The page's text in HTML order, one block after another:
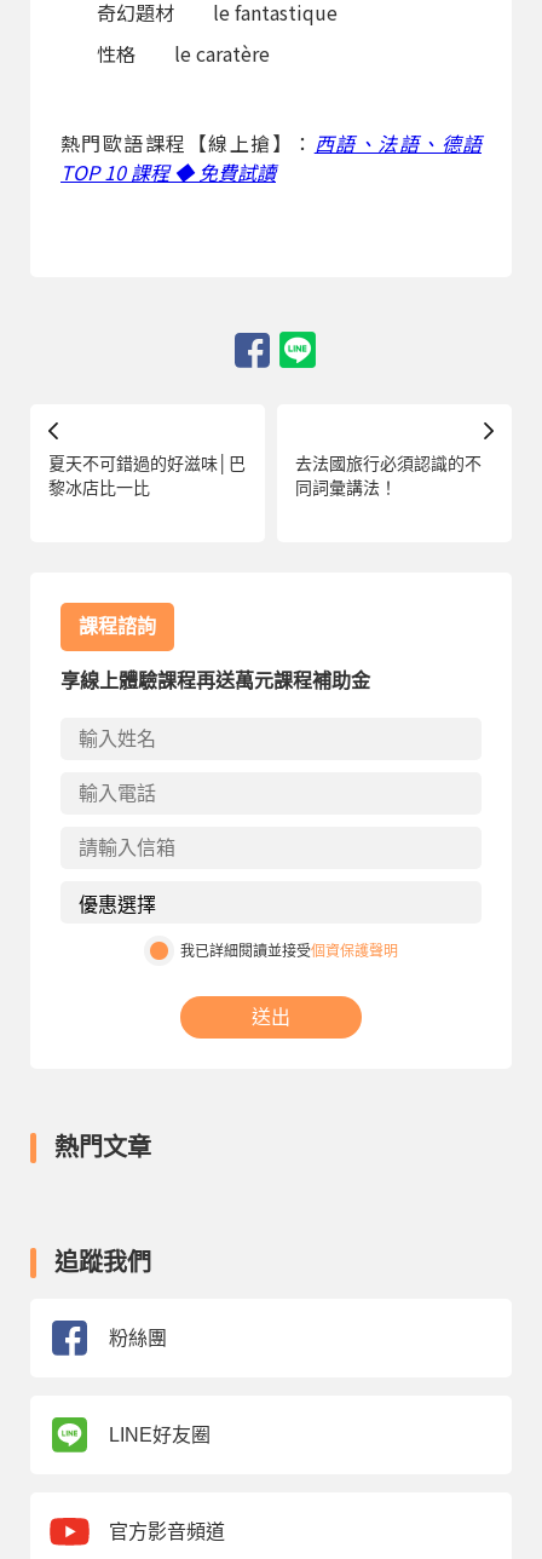
奇幻題材 le fantastique
性格 le caratère
熱門歐語課程【線上搶】： 西語、法語、德語
TOP 10 課程 ◆ 免費試讀
夏天不可錯過的好滋味│巴
黎冰店比一比
去法國旅行必須認識的不
同詞彙講法！
課程諮詢
享線上體驗課程再送萬元課程補助金
我已詳細閱讀並接受個資保護聲明
送出
熱門文章
追蹤我們
粉絲團
LINE好友圈
官方影音頻道